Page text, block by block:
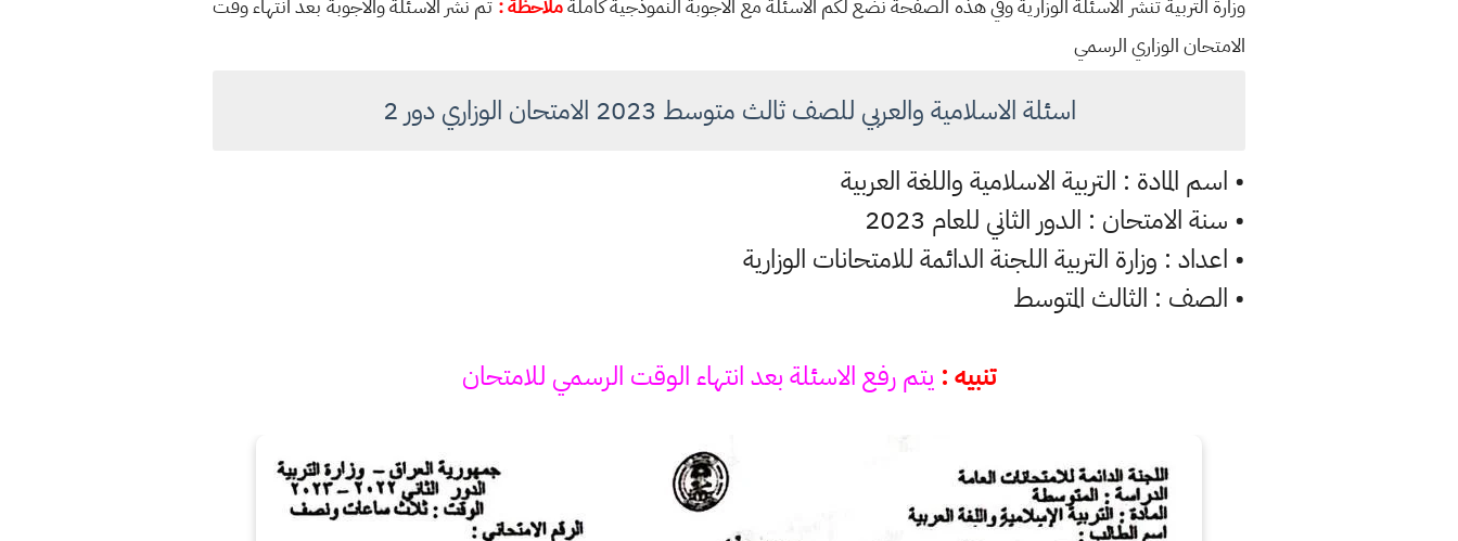
وزارة التربية تنشر الاسئلة الوزارية وفي هذه الصفحة نضع لكم الاسئلة مع الاجوبة النموذجية كاملةملاحظة : تم نشر الاسئلة والاجوبة بعد انتهاء وقت
الامتحان الوزاري الرسمي
اسئلة الاسلامية والعربي للصف ثالث متوسط 2023 الامتحان الوزاري دور 2
• اسم المادة : التربية الاسلامية واللغة العربية
• سنة الامتحان : الدور الثاني للعام 2023
• اعداد : وزارة التربية اللجنة الدائمة للامتحانات الوزارية
• الصف : الثالث المتوسط
تنبيه : يتم رفع الاسئلة بعد انتهاء الوقت الرسمي للامتحان